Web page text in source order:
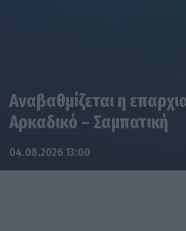
Αναβαθμίζεται η
Αρκαδικό – Σαμπατική
04.08.2026 13:00